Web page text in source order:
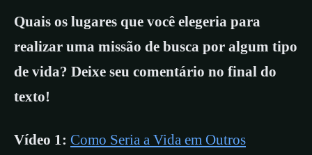
Quais os lugares que você elegeria para
realizar uma missão de busca por algum tipo
de vida? Deixe seu comentário no final do
texto!
Vídeo 1: Como Seria a Vida em Outros